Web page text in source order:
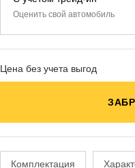
Оценить свой автомобиль
Цена без учета выгод
Комплектация